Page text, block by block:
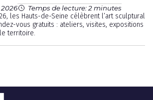
Temps de lecture: 2 minutes
les Hauts-de-Seine célèbrent l’art sculptural
vous gratuits : ateliers, visites, expositions
territoire.